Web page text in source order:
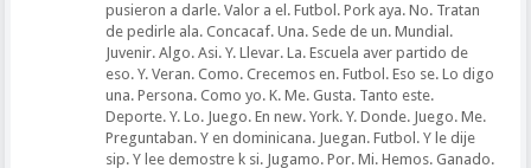
pusieron a darle. Valor a el. Futbol. Pork aya. No. Tratan
de pedirle ala. Concacaf. Una. Sede de un. Mundial.
Juvenir. Algo. Asi. Y. Llevar. La. Escuela aver partido de
eso. Y. Veran. Como. Crecemos en. Futbol. Eso se. Lo digo
una. Persona. Como yo. K. Me. Gusta. Tanto este.
Deporte. Y. Lo. Juego. En new. York. Y. Donde. Juego. Me.
Preguntaban. Y en dominicana. Juegan. Futbol. Y le dije
sip. Y lee demostre k si. Jugamo. Por. Mi. Hemos. Ganado.